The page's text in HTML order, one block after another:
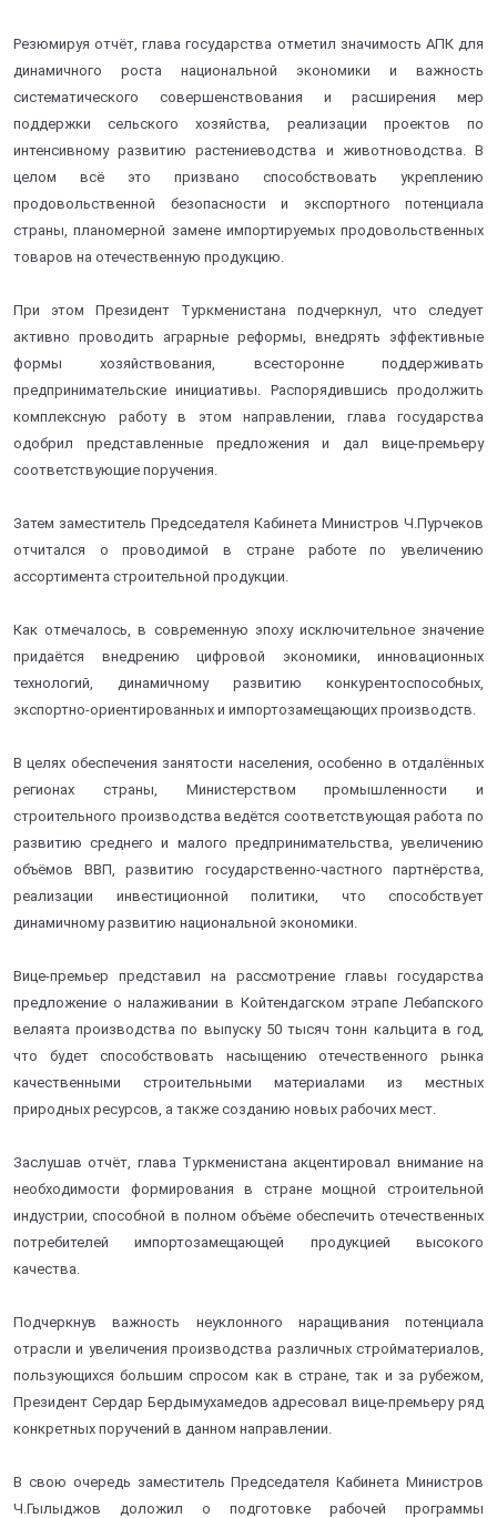
Резюмируя отчёт, глава государства отметил значимость АПК для
динамичного роста национальной экономики и важность
систематического совершенствования и расширения мер
поддержки сельского хозяйства, реализации проектов по
интенсивному развитию растениеводства и животноводства. В
целом всё это призвано способствовать укреплению
продовольственной безопасности и экспортного потенциала
страны, планомерной замене импортируемых продовольственных
товаров на отечественную продукцию.
При этом Президент Туркменистана подчеркнул, что следует
активно проводить аграрные реформы, внедрять эффективные
формы хозяйствования, всесторонне поддерживать
предпринимательские инициативы. Распорядившись продолжить
комплексную работу в этом направлении, глава государства
одобрил представленные предложения и дал вице-премьеру
соответствующие поручения.
Затем заместитель Председателя Кабинета Министров Ч.Пурчеков
отчитался о проводимой в стране работе по увеличению
ассортимента строительной продукции.
Как отмечалось, в современную эпоху исключительное значение
придаётся внедрению цифровой экономики, инновационных
технологий, динамичному развитию конкурентоспособных,
экспортно-ориентированных и импортозамещающих производств.
В целях обеспечения занятости населения, особенно в отдалённых
регионах страны, Министерством промышленности и
строительного производства ведётся соответствующая работа по
развитию среднего и малого предпринимательства, увеличению
объёмов ВВП, развитию государственно-частного партнёрства,
реализации инвестиционной политики, что способствует
динамичному развитию национальной экономики.
Вице-премьер представил на рассмотрение главы государства
предложение о налаживании в Койтендагском этрапе Лебапского
велаята производства по выпуску 50 тысяч тонн кальцита в год,
что будет способствовать насыщению отечественного рынка
качественными строительными материалами из местных
природных ресурсов, а также созданию новых рабочих мест.
Заслушав отчёт, глава Туркменистана акцентировал внимание на
необходимости формирования в стране мощной строительной
индустрии, способной в полном объёме обеспечить отечественных
потребителей импортозамещающей продукцией высокого
качества.
Подчеркнув важность неуклонного наращивания потенциала
отрасли и увеличения производства различных стройматериалов,
пользующихся большим спросом как в стране, так и за рубежом,
Президент Сердар Бердымухамедов адресовал вице-премьеру ряд
конкретных поручений в данном направлении.
В свою очередь заместитель Председателя Кабинета Министров
Ч.Гылыджов доложил о подготовке рабочей программы